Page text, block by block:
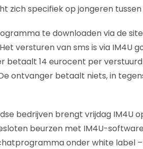
zich specifiek op jongeren tussen
te downloaden via de
versturen van sms is via IM4U
betaalt 14 eurocent per
ontvanger betaalt niets, in
bedrijven brengt vrijdag IM4U
beurzen met IM4U-
onder white label